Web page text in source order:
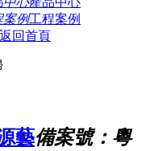
工程案例
返回首頁
備案號：粵